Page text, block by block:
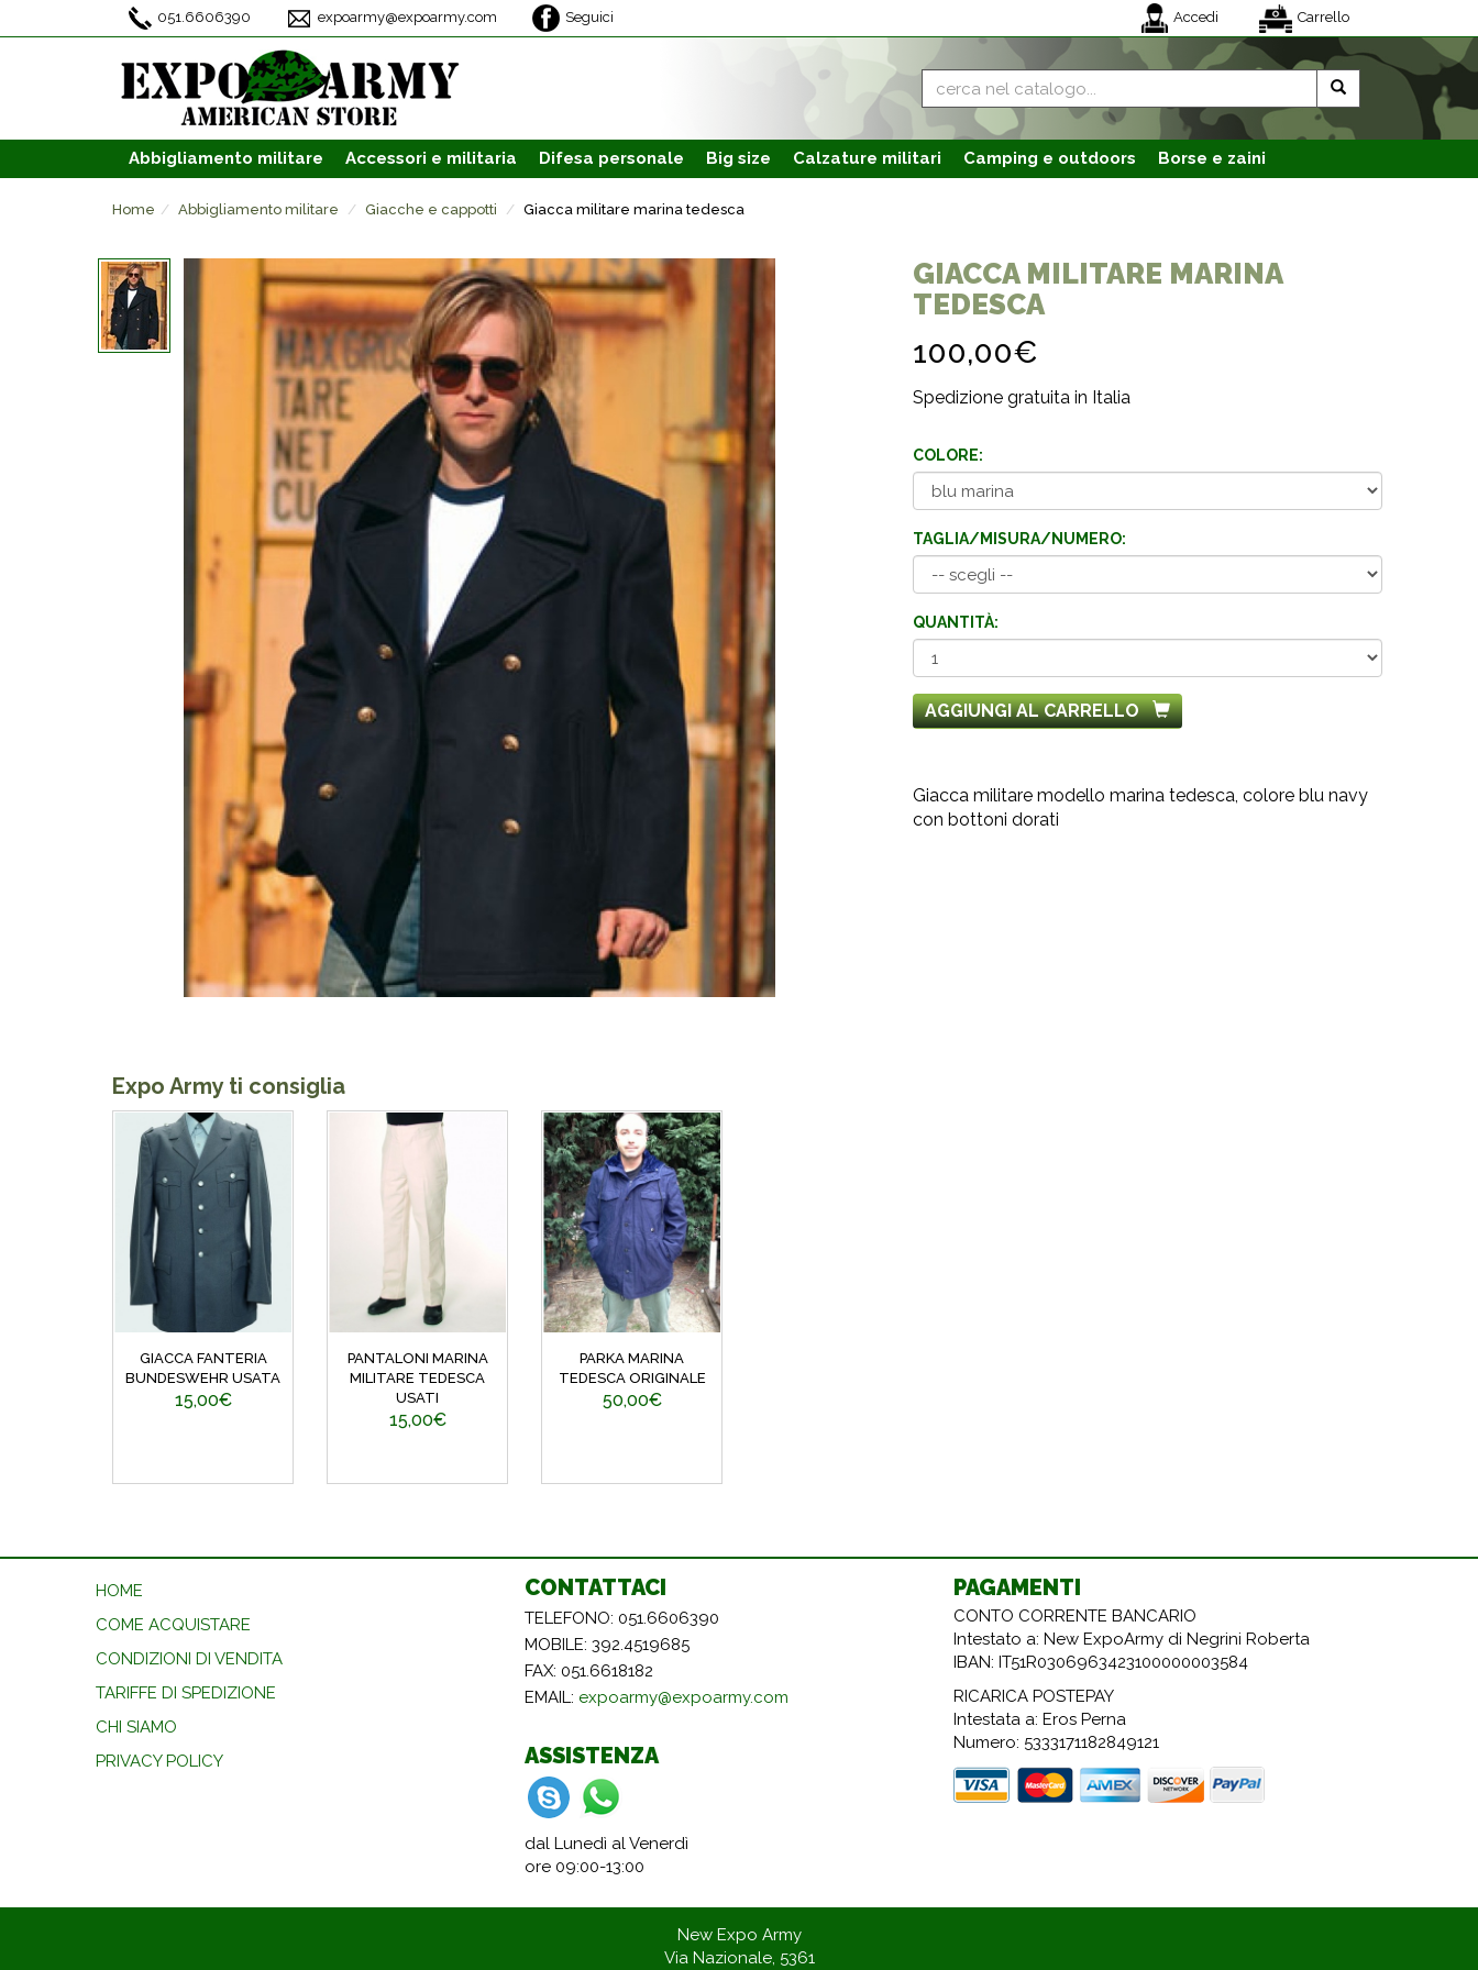
051.6606390 expoarmy@expoarmy.com Seguici Accedi Carrello
Abbigliamento militare Accessori e militaria Difesa personale Big size Calzature militari Camping e outdoors Borse e zaini
Home Abbigliamento militare Giacche e cappotti Giacca militare marina tedesca
GIACCA MILITARE MARINA
TEDESCA
100,00€
Spedizione gratuita in Italia
COLORE:
TAGLIA/MISURA/NUMERO:
QUANTITÀ:
AGGIUNGI AL CARRELLO
Giacca militare modello marina tedesca, colore blu navy
con bottoni dorati
Expo Army ti consiglia
GIACCA FANTERIA
BUNDESWEHR USATA
15,00€
PANTALONI MARINA
MILITARE TEDESCA
USATI
15,00€
PARKA MARINA
TEDESCA ORIGINALE
50,00€
HOME
COME ACQUISTARE
CONDIZIONI DI VENDITA
TARIFFE DI SPEDIZIONE
CHI SIAMO
PRIVACY POLICY
CONTATTACI
TELEFONO: 051.6606390
MOBILE: 392.4519685
FAX: 051.6618182
EMAIL: expoarmy@expoarmy.com
ASSISTENZA
dal Lunedì al Venerdì
ore 09:00-13:00
PAGAMENTI
CONTO CORRENTE BANCARIO
Intestato a: New ExpoArmy di Negrini Roberta
IBAN: IT51R0306963423100000003584
RICARICA POSTEPAY
Intestata a: Eros Perna
Numero: 5333171182849121
New Expo Army
Via Nazionale, 5361